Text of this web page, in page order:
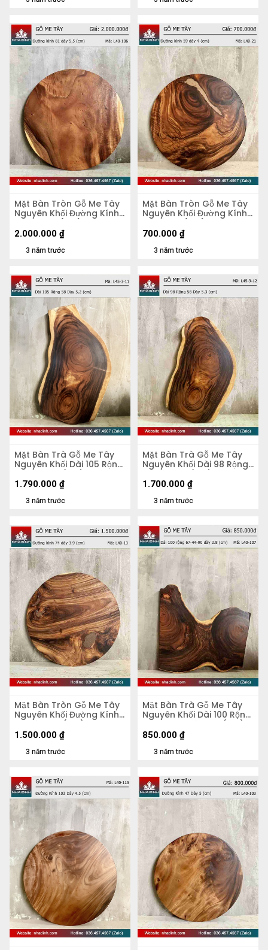
Mặt Bàn Tròn Gỗ Me Tây
Nguyên Khối Đường Kính
81 Dày 5,5 (cm)
3 năm trước
2.000.000 ₫
Mặt Bàn Tròn Gỗ Me Tây
Nguyên Khối Đường Kính
59 Dày 4 (cm)
3 năm trước
700.000 ₫
Mặt Bàn Trà Gỗ Me Tây
Nguyên Khối Dài 105 Rộng
58 Dày 5,2 (cm)
3 năm trước
1.790.000 ₫
Mặt Bàn Trà Gỗ Me Tây
Nguyên Khối Dài 98 Rộng
58 Dày 5,3 (cm)
3 năm trước
1.700.000 ₫
Mặt Bàn Tròn Gỗ Me Tây
Nguyên Khối Đường Kính
74 Dày 3.9 (cm)
3 năm trước
1.500.000 ₫
Mặt Bàn Trà Gỗ Me Tây
Nguyên Khối Dài 100 Rộng
67-44-90 Dày 2,8 (cm)
3 năm trước
850.000 ₫